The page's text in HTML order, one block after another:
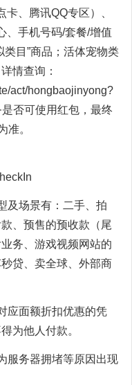
、腾讯QQ专区）、
、手机号码/套餐/增值
类目”商品；活体宠物类
情查询：
act/hongbaojinyong?
否可使用红包，最终
准。
及场景有：二手、拍
、预售的预收款（尾
务、游戏视频网站的
贷、卖全球、外部商
应面额折扣优惠的凭
为他人付款。
服务器拥堵等原因出现